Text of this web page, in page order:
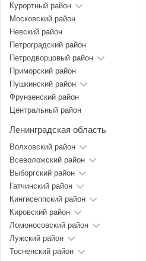
Курортный район
Московский район
Невский район
Петроградский район
Петродворцовый район
Приморский район
Пушкинский район
Фрунзенский район
Центральный район
Ленинградская область
Волховский район
Всеволожский район
Выборгский район
Гатчинский район
Кингисеппский район
Кировский район
Ломоносовский район
Лужский район
Тосненский район